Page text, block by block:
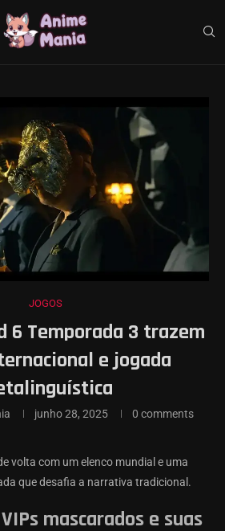
JOGOS
6 Temporada 3 trazem
e jogada
junho 28, 2025 0 comments
volta com um elenco mundial e uma
que desafia a narrativa tradicional.
mascarados e suas